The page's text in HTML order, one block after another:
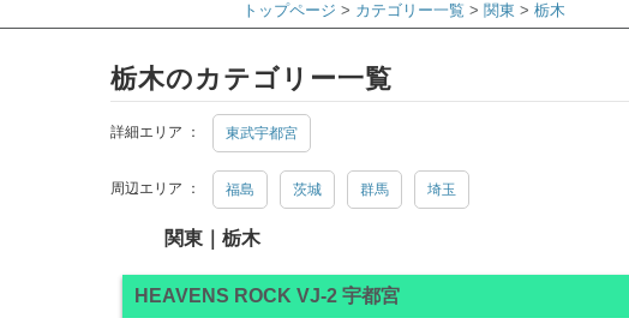
トップページ カテゴリー一覧 関東 栃木
栃木のカテゴリー一覧
詳細エリア ： 東武宇都宮
周辺エリア ： 福島 茨城 群馬 埼玉
関東｜栃木
HEAVENS ROCK VJ-2 宇都宮